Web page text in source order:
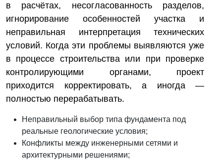
в расчётах, несогласованность разделов,
игнорирование особенностей участка и
неправильная интерпретация технических
условий. Когда эти проблемы выявляются уже
в процессе строительства или при проверке
контролирующими органами, проект
приходится корректировать, а иногда —
полностью перерабатывать.
Неправильный выбор типа фундамента под
реальные геологические условия;
Конфликты между инженерными сетями и
архитектурными решениями;